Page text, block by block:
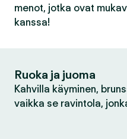
menot, jotka ovat
kanssa!
Ruoka ja juoma
Kahvilla käyminen,
vaikka se ravintola,